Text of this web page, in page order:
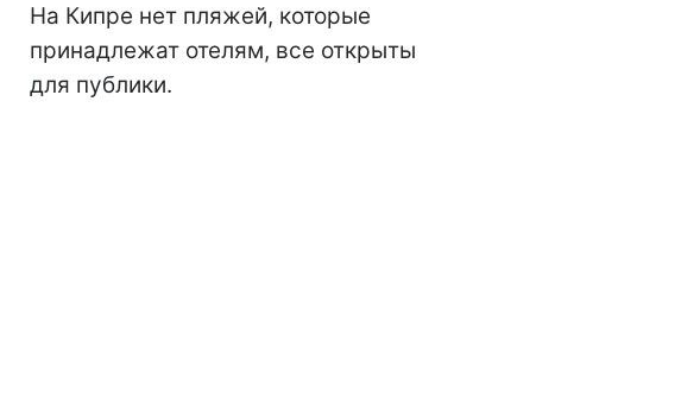
На Кипре нет пляжей, которые
принадлежат отелям, все открыты
для публики.